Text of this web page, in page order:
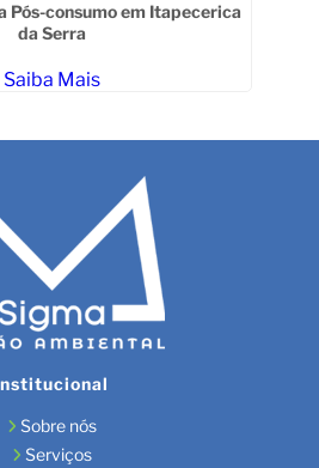
Pós-consumo em Itapecerica
da Serra
Saiba Mais
Sobre nós
Serviços